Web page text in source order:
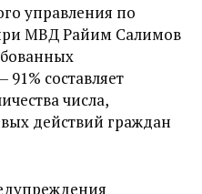
управления по
МВД Райим Салимов
составляет
числа,
действий граждан